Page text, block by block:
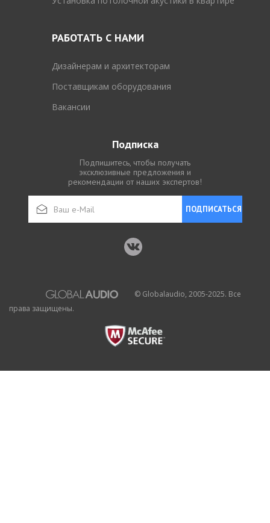
РАБОТАТЬ С НАМИ
Дизайнерам и архитекторам
Поставщикам оборудования
Вакансии
Подписка
Подпишитесь, чтобы получать
эксклюзивные предложения и
рекомендации от наших экспертов!
ПОДПИСАТЬСЯ
© Globalaudio, 2005-2025. Все
права защищены.